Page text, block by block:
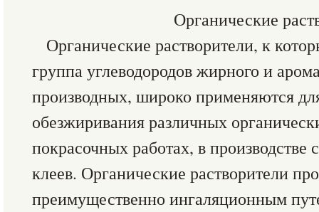
Органические
Органические растворители, к
группа углеводородов жирного и
произ­водных, широко применяются
обезжиривания различных
покрасочных работах, в производстве
клеев. Органические раствори­тели
преимущественно ингаляционным